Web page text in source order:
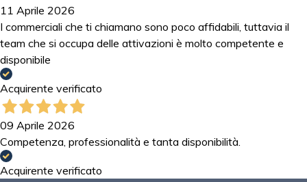
11 Aprile 2026
I commerciali che ti chiamano sono poco affidabili, tuttavia il
team che si occupa delle attivazioni è molto competente e
disponibile
Acquirente verificato
09 Aprile 2026
Competenza, professionalità e tanta disponibilità.
Acquirente verificato